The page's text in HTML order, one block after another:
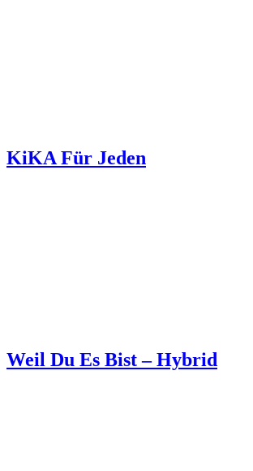
KiKA Für Jeden
Weil Du Es Bist – Hybrid